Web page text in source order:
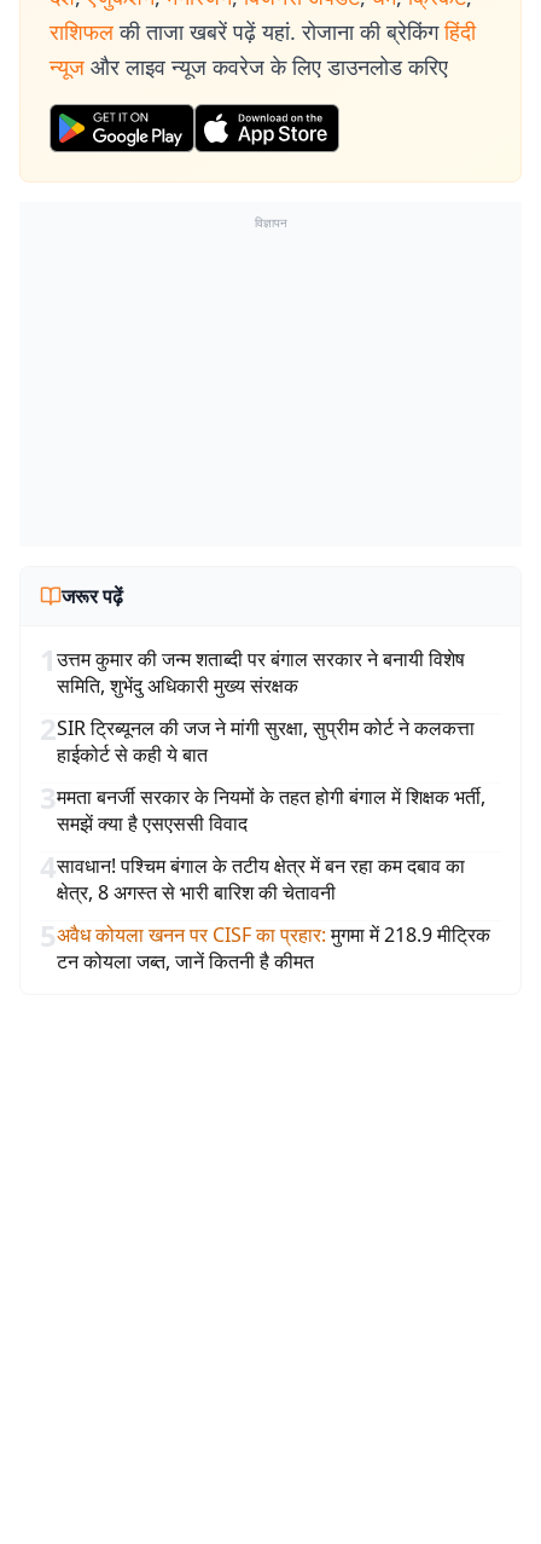
राशिफल की ताजा खबरें पढ़ें यहां. रोजाना की ब्रेकिंग हिंदी
न्यूज और लाइव न्यूज कवरेज के लिए डाउनलोड करिए
विज्ञापन
जरूर पढ़ें
1उत्तम कुमार की जन्म शताब्दी पर बंगाल सरकार ने बनायी विशेष
समिति, शुभेंदु अधिकारी मुख्य संरक्षक
2SIR ट्रिब्यूनल की जज ने मांगी सुरक्षा, सुप्रीम कोर्ट ने कलकत्ता
हाईकोर्ट से कही ये बात
3ममता बनर्जी सरकार के नियमों के तहत होगी बंगाल में शिक्षक भर्ती,
समझें क्या है एसएससी विवाद
4सावधान! पश्चिम बंगाल के तटीय क्षेत्र में बन रहा कम दबाव का
क्षेत्र, 8 अगस्त से भारी बारिश की चेतावनी
5अवैध कोयला खनन पर CISF का प्रहार: मुगमा में 218.9 मीट्रिक
टन कोयला जब्त, जानें कितनी है कीमत